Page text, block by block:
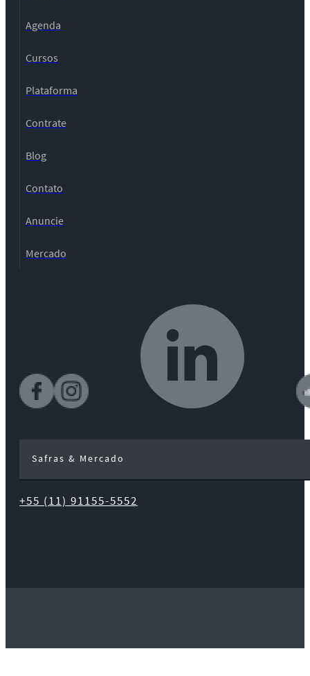
Agenda
Cursos
Plataforma
Contrate
Blog
Contato
Anuncie
Mercado
Safras & Mercado
+55 (11) 91155-5552